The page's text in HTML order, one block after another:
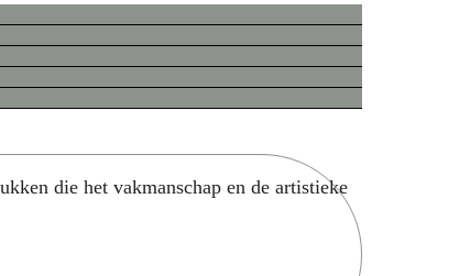
die het vakmanschap en de artistieke